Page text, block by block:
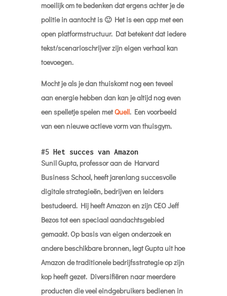
moeilijk om te bedenken dat ergens achter je de
politie in aantocht is 🙂 Het is een app met een
open platformstructuur. Dat betekent dat iedere
tekst/scenarioschrijver zijn eigen verhaal kan
toevoegen.
Mocht je als je dan thuiskomt nog een teveel
aan energie hebben dan kan je altijd nog even
een spelletje spelen metQuell. Een voorbeeld
van een nieuwe actieve vorm van thuisgym.
#5 Het succes van Amazon
Sunil Gupta, professor aan de Harvard
Business School, heeft jarenlang succesvolle
digitale strategieën, bedrijven en leiders
bestudeerd. Hij heeft Amazon en zijn CEO Jeff
Bezos tot een speciaal aandachtsgebied
gemaakt. Op basis van eigen onderzoek en
andere beschikbare bronnen, legt Gupta uit hoe
Amazon de traditionele bedrijfsstrategie op zijn
kop heeft gezet. Diversifiëren naar meerdere
producten die veel eindgebruikers bedienen in